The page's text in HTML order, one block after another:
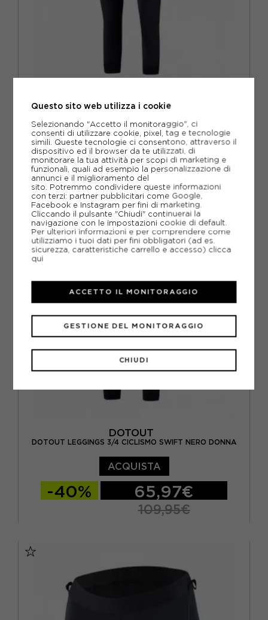
DOTOUT
XS S M
ACQUISTA
-40% 77,97€
129,95€
DOTOUT
DOTOUT LEGGINGS 3/4 CICLISMO SWIFT NERO DONNA
ACQUISTA
-40% 65,97€
109,95€
Questo sito web utilizza i cookie
Selezionando "Accetto il monitoraggio", ci
consenti di utilizzare cookie, pixel, tag e tecnologie
simili. Queste tecnologie ci consentono, attraverso il
dispositivo ed il browser da te utilizzati, di
monitorare la tua attività per scopi di marketing e
funzionali, quali ad esempio la personalizzazione di
annunci e il miglioramento del
sito. Potremmo condividere queste informazioni
con terzi: partner pubblicitari come Google,
Facebook e Instagram per fini di marketing.
Cliccando il pulsante "Chiudi" continuerai la
navigazione con le impostazioni cookie di default.
Per ulteriori informazioni e per comprendere come
utilizziamo i tuoi dati per fini obbligatori (ad es.
sicurezza, caratteristiche carrello e accesso) clicca
qui
CHIUDI
GESTIONE DEL MONITORAGGIO
ACCETTO IL MONITORAGGIO